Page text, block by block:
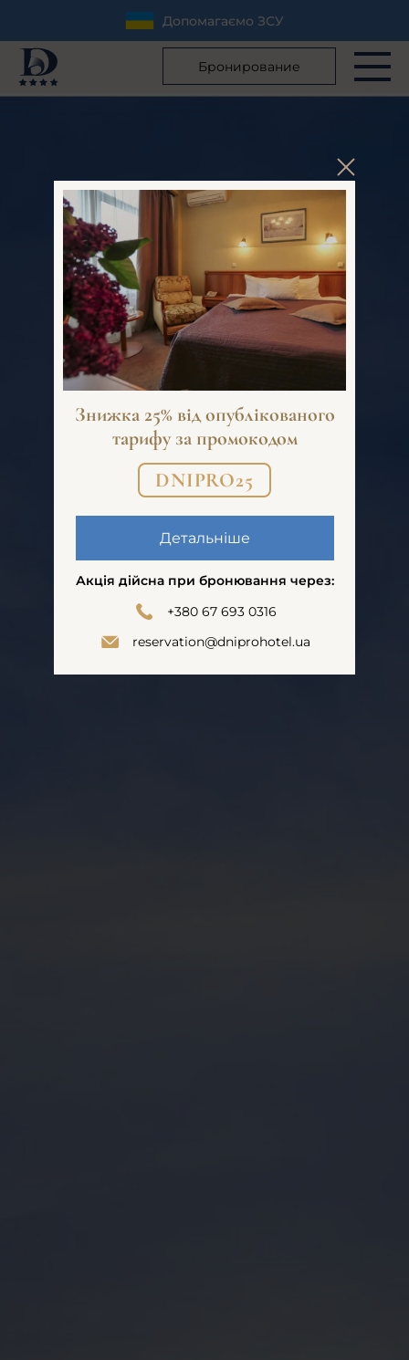
Допомагаємо ЗСУ
Бронирование
Знижка 25% від опублікованого
тарифу за промокодом
DNIPRO25
Детальніше
Акція дійсна при бронювання через:
+380 67 693 0316
reservation@dniprohotel.ua